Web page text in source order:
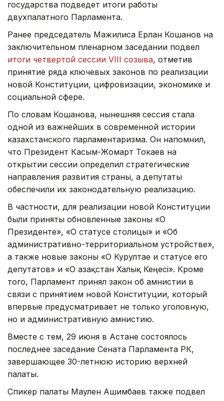
государства подведет итоги работы
двухпалатного Парламента.
Ранее председатель Мажилиса Ерлан Кошанов на
заключительном пленарном заседании подвел
итоги четвертой сессии VIII созыва, отметив
принятие ряда ключевых законов по реализации
новой Конституции, цифровизации, экономике и
социальной сфере.
По словам Кошанова, нынешняя сессия стала
одной из важнейших в современной истории
казахстанского парламентаризма. Он напомнил,
что Президент Касым-Жомарт Токаев на
открытии сессии определил стратегические
направления развития страны, а депутаты
обеспечили их законодательную реализацию.
В частности, для реализации новой Конституции
были приняты обновленные законы «О
Президенте», «О статусе столицы» и «Об
административно-территориальном устройстве»,
а также новые законы «О Курултае и статусе его
депутатов» и «О Қазақстан Халық Кеңесі». Кроме
того, Парламент принял закон об амнистии в
связи с принятием новой Конституции, который
впервые предусматривает не только уголовную,
но и административную амнистию.
Вместе с тем, 29 июня в Астане состоялось
последнее заседание Сената Парламента РК,
завершающее 30-летнюю историю верхней
палаты.
Спикер палаты Маулен Ашимбаев также подвел